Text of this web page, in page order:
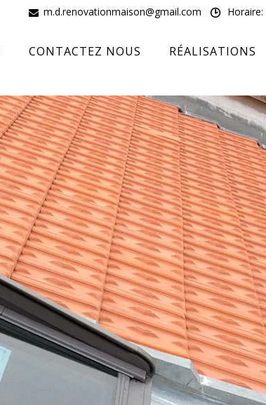
CONTACTEZ NOUS RÉALISATIONS
m.d.renovationmaison@gmail.com